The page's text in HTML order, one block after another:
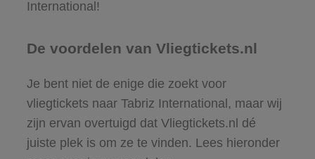
International!
De voordelen van Vliegtickets.nl
Je bent niet de enige die zoekt voor
vliegtickets naar Tabriz International, maar wij
zijn ervan overtuigd dat Vliegtickets.nl dé
juiste plek is om ze te vinden. Lees hieronder